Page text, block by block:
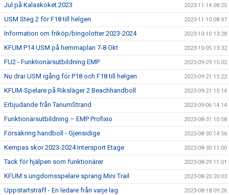
Jul på Kalaskoket 2023 2023-11-14 08:25
USM Steg 2 för F18 till helgen 2023-11-10 08:47
Information om friköp/bingolotter 2023-2024 2023-10-10 13:28
KFUM P14 USM på hemmaplan 7-8 Okt 2023-10-05 13:32
FU2 - Funktionärsutbildning EMP 2023-09-29 15:02
Nu drar USM igång för P18 och F18 till helgen 2023-09-21 15:22
KFUM-Spelare på Riksläger 2 Beachhandboll 2023-09-21 15:14
Erbjudande från TanumStrand 2023-09-06 14:14
Funktionärsutbildning – EMP Profixio 2023-08-31 10:58
Försäkring handboll - Gjensidige 2023-08-30 14:56
Kempas skor 2023-2024 Intersport Etage 2023-08-30 11:00
Tack för hjälpen som funktionärer 2023-08-29 11:01
KFUM:s ungdomsspelare sprang Mini Trail 2023-08-20 20:03
Uppstartsträff - En ledare från varje lag 2023-08-18 09:26